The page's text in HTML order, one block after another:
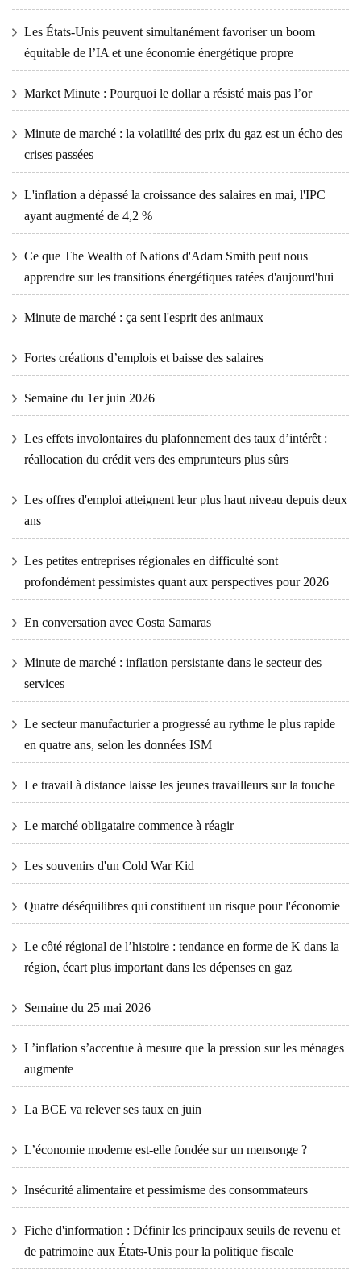
Les États-Unis peuvent simultanément favoriser un boom
équitable de l’IA et une économie énergétique propre
Market Minute : Pourquoi le dollar a résisté mais pas l’or
Minute de marché : la volatilité des prix du gaz est un écho des
crises passées
L'inflation a dépassé la croissance des salaires en mai, l'IPC
ayant augmenté de 4,2 %
Ce que The Wealth of Nations d'Adam Smith peut nous
apprendre sur les transitions énergétiques ratées d'aujourd'hui
Minute de marché : ça sent l'esprit des animaux
Fortes créations d’emplois et baisse des salaires
Semaine du 1er juin 2026
Les effets involontaires du plafonnement des taux d’intérêt :
réallocation du crédit vers des emprunteurs plus sûrs
Les offres d'emploi atteignent leur plus haut niveau depuis deux
ans
Les petites entreprises régionales en difficulté sont
profondément pessimistes quant aux perspectives pour 2026
En conversation avec Costa Samaras
Minute de marché : inflation persistante dans le secteur des
services
Le secteur manufacturier a progressé au rythme le plus rapide
en quatre ans, selon les données ISM
Le travail à distance laisse les jeunes travailleurs sur la touche
Le marché obligataire commence à réagir
Les souvenirs d'un Cold War Kid
Quatre déséquilibres qui constituent un risque pour l'économie
Le côté régional de l’histoire : tendance en forme de K dans la
région, écart plus important dans les dépenses en gaz
Semaine du 25 mai 2026
L’inflation s’accentue à mesure que la pression sur les ménages
augmente
La BCE va relever ses taux en juin
L’économie moderne est-elle fondée sur un mensonge ?
Insécurité alimentaire et pessimisme des consommateurs
Fiche d'information : Définir les principaux seuils de revenu et
de patrimoine aux États-Unis pour la politique fiscale